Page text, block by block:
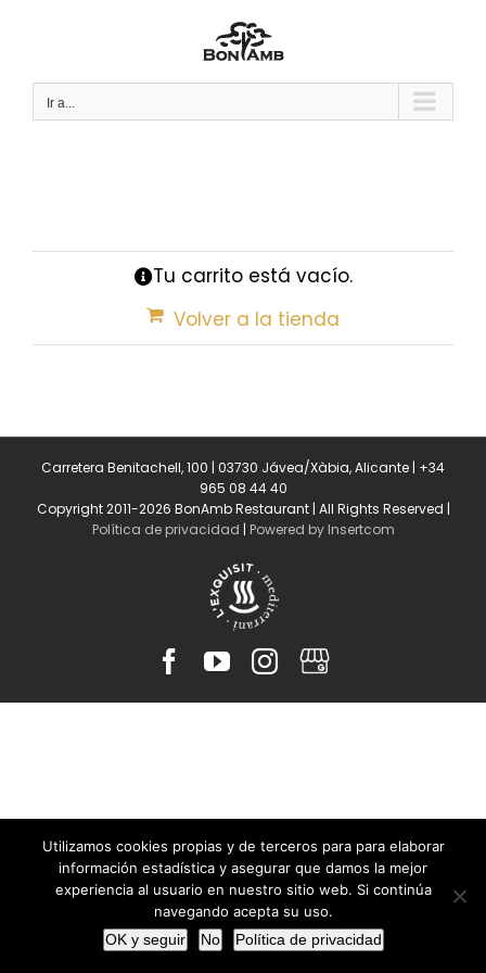
Ir a...
Tu carrito está vacío.
Volver a la tienda
Carretera Benitachell, 100 | 03730 Jávea/Xàbia, Alicante | +34
965 08 44 40
Copyright 2011-2026 BonAmb Restaurant | All Rights Reserved |
Política de privacidad | Powered by Insertcom
Facebook
YouTubeInstagram
MyBusiness
Utilizamos cookies propias y de terceros para para elaborar
información estadística y asegurar que damos la mejor
experiencia al usuario en nuestro sitio web. Si continúa
navegando acepta su uso.
OK y seguir
No Política de privacidad